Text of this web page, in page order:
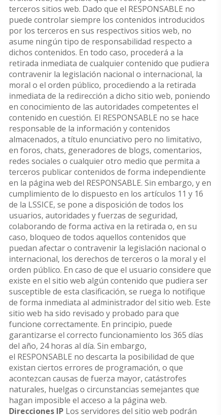
terceros sitios web. Dado que el RESPONSABLE no
puede controlar siempre los contenidos introducidos
por los terceros en sus respectivos sitios web, no
asume ningún tipo de responsabilidad respecto a
dichos contenidos. En todo caso, procederá a la
retirada inmediata de cualquier contenido que pudiera
contravenir la legislación nacional o internacional, la
moral o el orden público, procediendo a la retirada
inmediata de la redirección a dicho sitio web, poniendo
en conocimiento de las autoridades competentes el
contenido en cuestión. El RESPONSABLE no se hace
responsable de la información y contenidos
almacenados, a título enunciativo pero no limitativo,
en foros, chats, generadores de blogs, comentarios,
redes sociales o cualquier otro medio que permita a
terceros publicar contenidos de forma independiente
en la página web del RESPONSABLE. Sin embargo, y en
cumplimiento de lo dispuesto en los artículos 11 y 16
de la LSSICE, se pone a disposición de todos los
usuarios, autoridades y fuerzas de seguridad,
colaborando de forma activa en la retirada o, en su
caso, bloqueo de todos aquellos contenidos que
puedan afectar o contravenir la legislación nacional o
internacional, los derechos de terceros o la moral y el
orden público. En caso de que el usuario considere que
existe en el sitio web algún contenido que pudiera ser
susceptible de esta clasificación, se ruega lo notifique
de forma inmediata al administrador del sitio web. Este
sitio web ha sido revisado y probado para que
funcione correctamente. En principio, puede
garantizarse el correcto funcionamiento los 365 días
del año, 24 horas al día. Sin embargo,
el RESPONSABLE no descarta la posibilidad de que
existan ciertos errores de programación, o que
acontezcan causas de fuerza mayor, catástrofes
naturales, huelgas o circunstancias semejantes que
hagan imposible el acceso a la página web.
Direcciones IP Los servidores del sitio web podrán